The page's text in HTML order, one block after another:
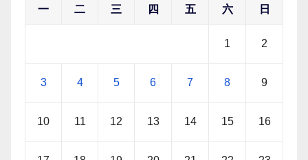
一 二 三 四 五 六 日
1 2
3 4 5 6 7 8 9
10 11 12 13 14 15 16